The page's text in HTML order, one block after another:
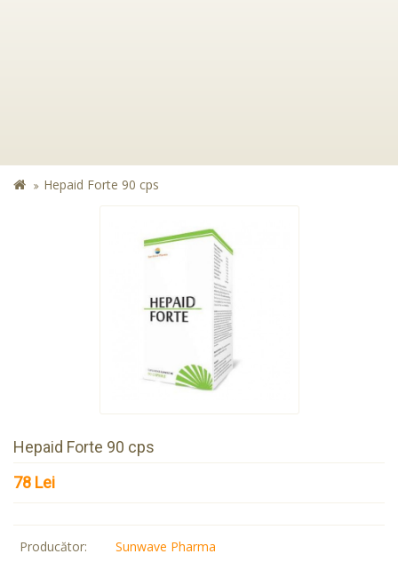
Hepaid Forte 90 cps
Hepaid Forte 90 cps
78 Lei
Producător:
Sunwave Pharma